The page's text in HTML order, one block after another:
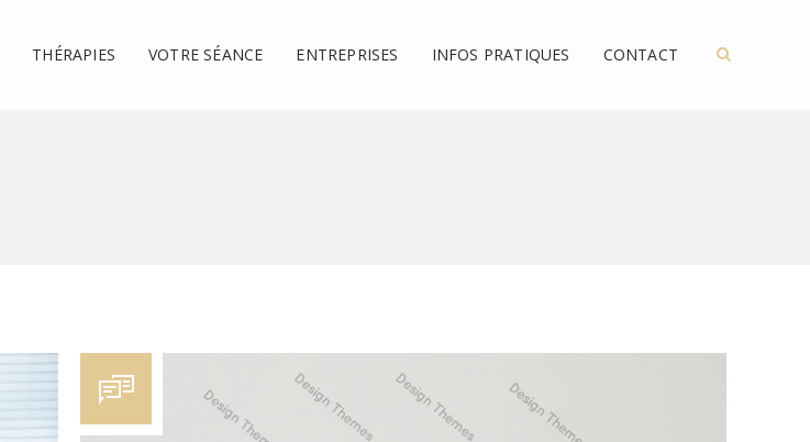
THÉRAPIES VOTRE SÉANCE ENTREPRISES INFOS PRATIQUES CONTACT